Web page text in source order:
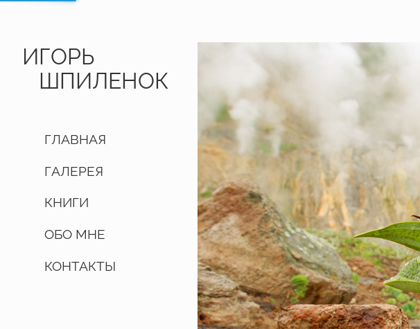
ИГОРЬ
ШПИЛЕНОК
ГЛАВНАЯ
ГАЛЕРЕЯ
КНИГИ
ОБО МНЕ
КОНТАКТЫ